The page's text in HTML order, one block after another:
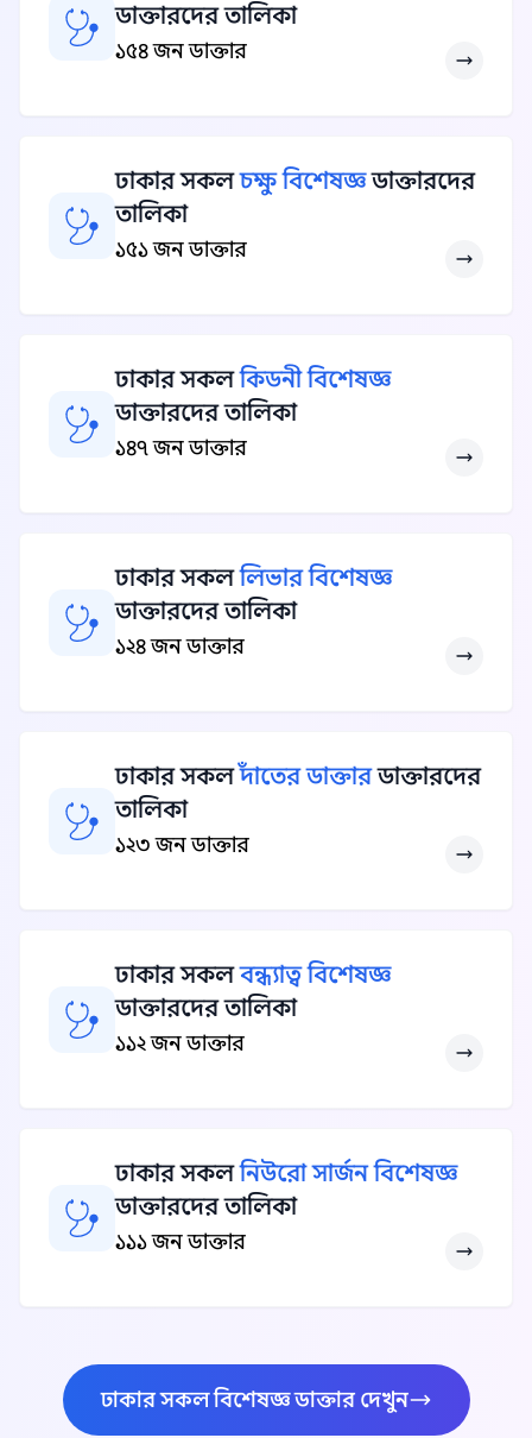
ডাক্তারদের তালিকা
১৫৪ জন ডাক্তার
ঢাকার সকলচক্ষু বিশেষজ্ঞডাক্তারদের
তালিকা
১৫১ জন ডাক্তার
ঢাকার সকলকিডনী বিশেষজ্ঞ
ডাক্তারদের তালিকা
১৪৭ জন ডাক্তার
ঢাকার সকললিভার বিশেষজ্ঞ
ডাক্তারদের তালিকা
১২৪ জন ডাক্তার
ঢাকার সকলদাঁতের ডাক্তারডাক্তারদের
তালিকা
১২৩ জন ডাক্তার
ঢাকার সকলবন্ধ্যাত্ব বিশেষজ্ঞ
ডাক্তারদের তালিকা
১১২ জন ডাক্তার
ঢাকার সকলনিউরো সার্জন বিশেষজ্ঞ
ডাক্তারদের তালিকা
১১১ জন ডাক্তার
ঢাকার সকল বিশেষজ্ঞ ডাক্তার দেখুন